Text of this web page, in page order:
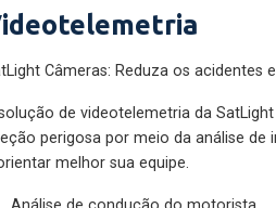
Câmeras: Reduza os acidentes
de videotelemetria da
perigosa por meio da análise de
melhor sua equipe.
Análise de condução do motorista